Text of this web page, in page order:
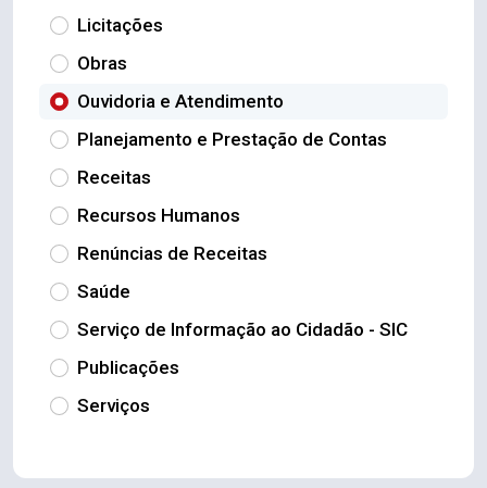
Licitações
Obras
Ouvidoria e Atendimento
Planejamento e Prestação de Contas
Receitas
Recursos Humanos
Renúncias de Receitas
Saúde
Serviço de Informação ao Cidadão - SIC
Publicações
Serviços